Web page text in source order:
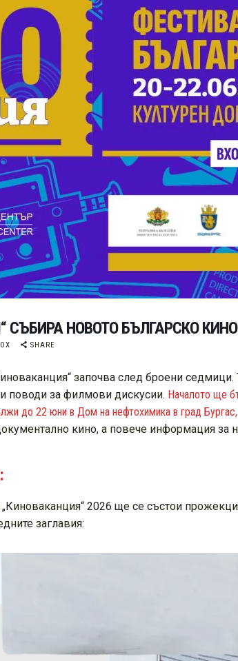
НОВОТО БЪЛГАРСКО
SHARE
започва след броени
поводи за филмови дискусии. Началото ще
до 22 юни в Дом на нефтохимика в град
кино, а повече информация за
2026 ще се състои
заглавия: